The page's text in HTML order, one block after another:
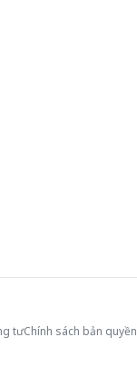
tưChính sách bản quyền